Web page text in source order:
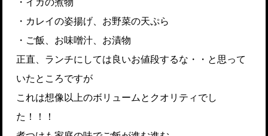
・カレイの姿揚げ、お野菜の天ぷら
・ご飯、お味噌汁、お漬物
正直、ランチにしては良いお値段するな・・と思って
いたところですが
これは想像以上のボリュームとクオリティでし
た！！！